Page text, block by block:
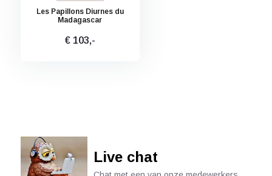
Les Papillons Diurnes du
Madagascar
€ 103,-
Live chat